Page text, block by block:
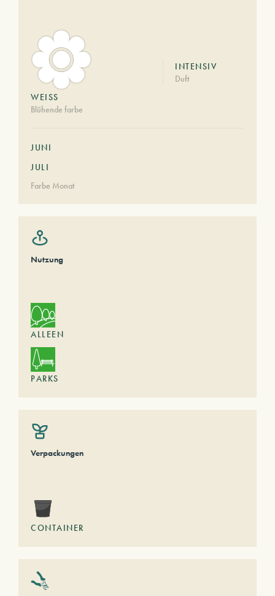
WEISS
Blühende farbe
INTENSIV
Duft
JUNI
JULI
Farbe Monat
Nutzung
ALLEEN
PARKS
Verpackungen
CONTAINER